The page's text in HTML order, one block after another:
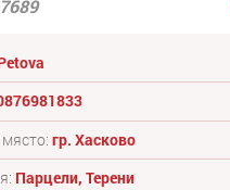
гр. Хасково
Парцели, Терени